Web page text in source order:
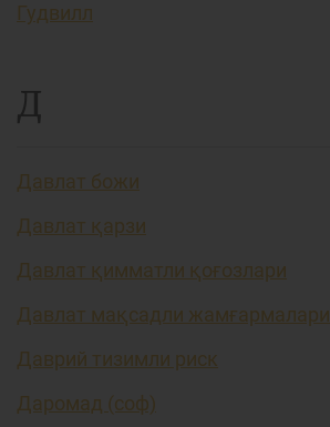
Гудвилл
Д
Давлат божи
Давлат қарзи
Давлат қимматли қоғозлари
Давлат мақсадли жамғармалари
Даврий тизимли риск
Даромад (соф)